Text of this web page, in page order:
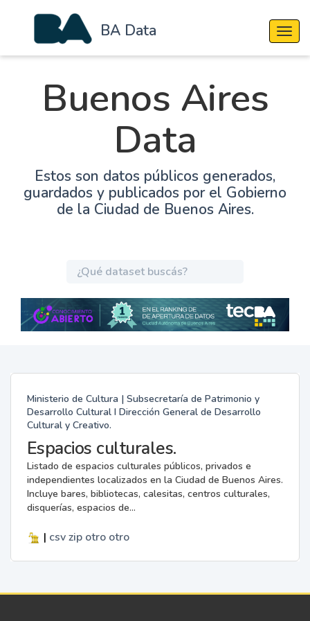
BA Data
Buenos Aires
Data
Estos son datos públicos generados,
guardados y publicados por el Gobierno
de la Ciudad de Buenos Aires.
Ministerio de Cultura | Subsecretaría de Patrimonio y
Desarrollo Cultural I Dirección General de Desarrollo
Cultural y Creativo.
Espacios culturales.
Listado de espacios culturales públicos, privados e
independientes localizados en la Ciudad de Buenos Aires.
Incluye bares, bibliotecas, calesitas, centros culturales,
disquerías, espacios de...
| csv zip otro otro